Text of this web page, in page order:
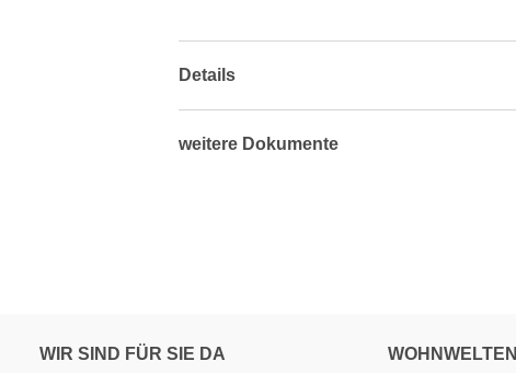
Details
weitere Dokumente
WIR SIND FÜR SIE DA WOHNWELTEN